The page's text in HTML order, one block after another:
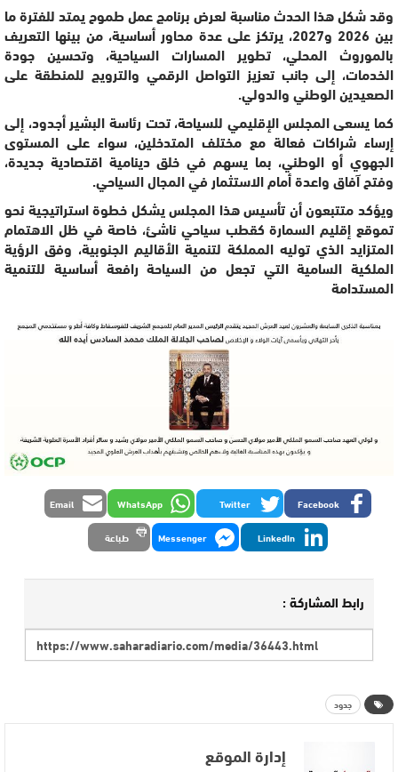
وقد شكل هذا الحدث مناسبة لعرض برنامج عمل طموح يمتد للفترة ما
بين 2026 و2027، يرتكز على عدة محاور أساسية، من بينها التعريف
بالموروث المحلي، تطوير المسارات السياحية، وتحسين جودة
الخدمات، إلى جانب تعزيز التواصل الرقمي والترويج للمنطقة على
الصعيدين الوطني والدولي.
كما يسعى المجلس الإقليمي للسياحة، تحت رئاسة البشير أجدود، إلى
إرساء شراكات فعالة مع مختلف المتدخلين، سواء على المستوى
الجهوي أو الوطني، بما يسهم في خلق دينامية اقتصادية جديدة،
وفتح آفاق واعدة أمام الاستثمار في المجال السياحي.
ويؤكد متتبعون أن تأسيس هذا المجلس يشكل خطوة استراتيجية نحو
تموقع إقليم السمارة كقطب سياحي ناشئ، خاصة في ظل الاهتمام
المتزايد الذي توليه المملكة لتنمية الأقاليم الجنوبية، وفق الرؤية
الملكية السامية التي تجعل من السياحة رافعة أساسية للتنمية
المستدامة
Facebook
Twitter
WhatsApp
Email
LinkedIn
Messenger طباعة
رابط المشاركة :
جدود
إدارة الموقع